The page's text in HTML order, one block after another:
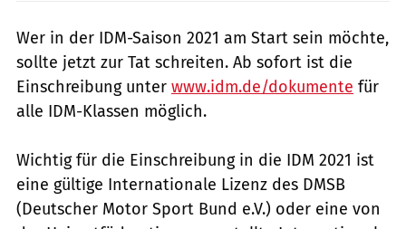
Wer in der IDM-Saison 2021 am Start sein möchte,
sollte jetzt zur Tat schreiten. Ab sofort ist die
Einschreibung unter www.idm.de/dokumente für
alle IDM-Klassen möglich.
Wichtig für die Einschreibung in die IDM 2021 ist
eine gültige Internationale Lizenz des DMSB
(Deutscher Motor Sport Bund e.V.) oder eine von